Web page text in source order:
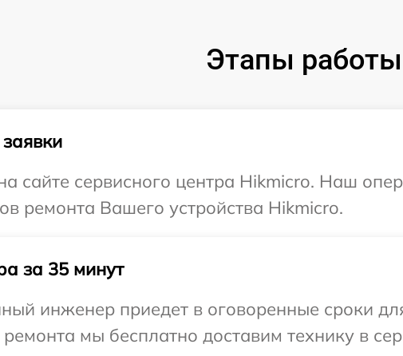
Этапы работы
сайте сервисного центра Hikmicro. Наш
ремонта Вашего устройства Hikmicro.
за 35 минут
инженер приедет в оговоренные сроки
мы бесплатно доставим технику в